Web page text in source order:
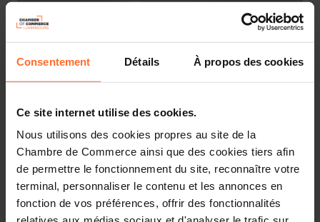
Consentement Détails À propos des cookies
Ce site internet utilise des cookies.
Nous utilisons des cookies propres au site de la
Chambre de Commerce ainsi que des cookies tiers afin
de permettre le fonctionnement du site, reconnaître votre
terminal, personnaliser le contenu et les annonces en
fonction de vos préférences, offrir des fonctionnalités
Découvrez les aides étatiques pour vos projets
d’entreprise !